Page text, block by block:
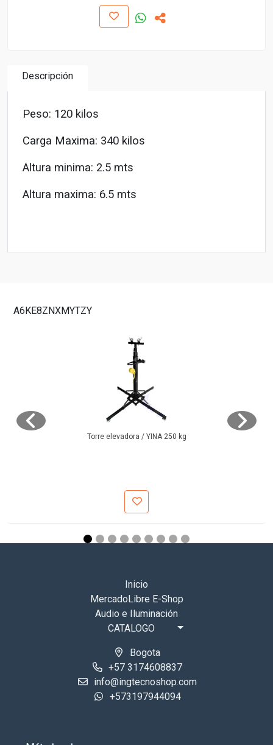
Descripción
Peso: 120 kilos
Carga Maxima: 340 kilos
Altura minima: 2.5 mts
Altura maxima: 6.5 mts
A6KE8ZNXMYTZY
Torre elevadora / YINA 250 kg
Inicio
MercadoLibre E-Shop
Audio e Iluminación
CATALOGO
Bogota
+57 3174608837
info@ingtecnoshop.com
+573197944094